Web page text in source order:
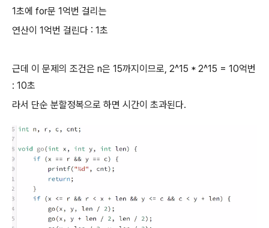
1초에 for문 1억번 걸리는
연산이 1억번 걸린다 : 1초
근데 이 문제의 조건은 n은 15까지이므로, 2^15 * 2^15 = 10억번
: 10초
라서 단순 분할정복으로 하면 시간이 초과된다.